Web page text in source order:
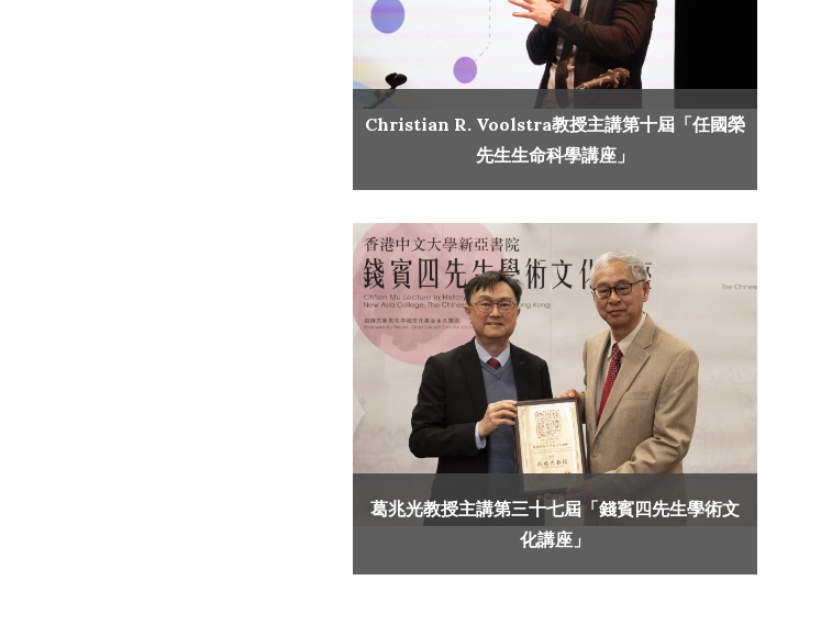
Christian R. Voolstra教授主講第十屆「任國榮
先生生命科學講座」
葛兆光教授主講第三十七屆「錢賓四先生學術文
化講座」